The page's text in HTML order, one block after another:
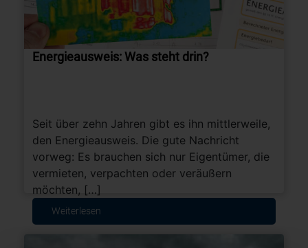
Energieausweis: Was steht drin?
Seit über zehn Jahren gibt es ihn mittlerweile,
den Energieausweis. Die gute Nachricht
vorweg: Es brauchen sich nur Eigentümer, die
vermieten, verpachten oder veräußern
möchten, […]
Weiterlesen